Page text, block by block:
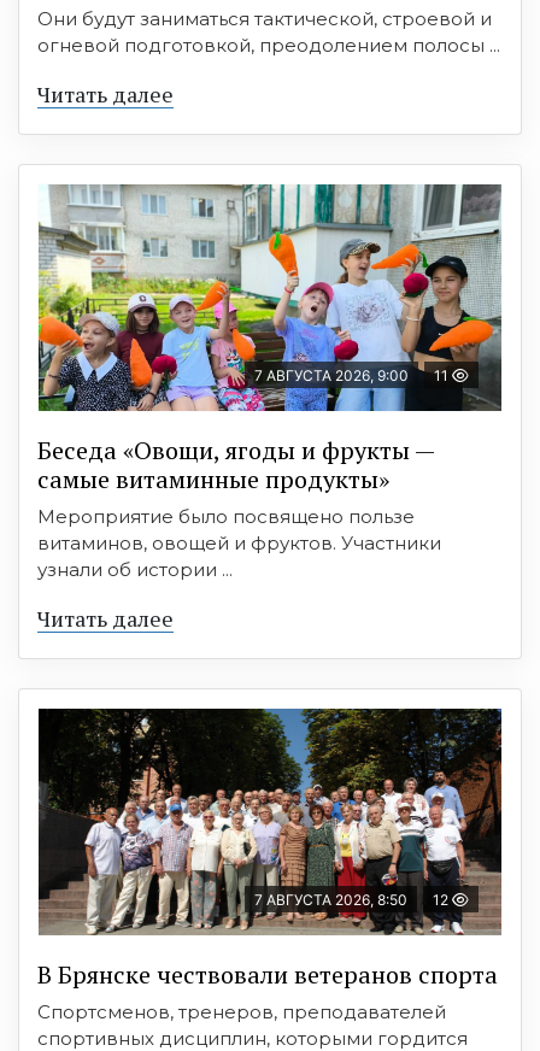
Они будут заниматься тактической, строевой и
огневой подготовкой, преодолением полосы ...
Читать далее
7 АВГУСТА 2026, 9:00 11
Беседа «Овощи, ягоды и фрукты —
самые витаминные продукты»
Мероприятие было посвящено пользе
витаминов, овощей и фруктов. Участники
узнали об истории ...
Читать далее
7 АВГУСТА 2026, 8:50 12
В Брянске чествовали ветеранов спорта
Спортсменов, тренеров, преподавателей
спортивных дисциплин, которыми гордится